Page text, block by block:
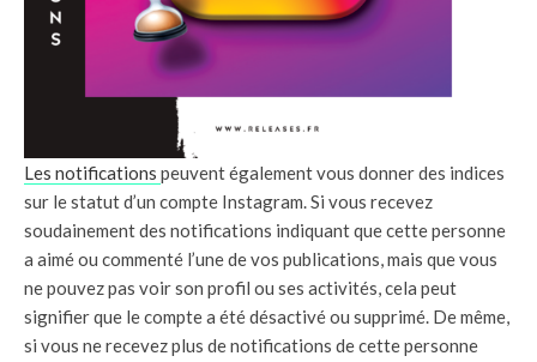
Les notifications peuvent également vous donner des indices
sur le statut d’un compte Instagram. Si vous recevez
soudainement des notifications indiquant que cette personne
a aimé ou commenté l’une de vos publications, mais que vous
ne pouvez pas voir son profil ou ses activités, cela peut
signifier que le compte a été désactivé ou supprimé. De même,
si vous ne recevez plus de notifications de cette personne